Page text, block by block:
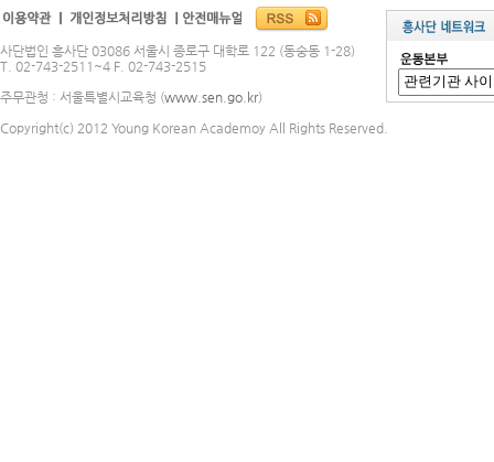
사단법인 흥사단 03086 서울시 종로구 대학로 122 (동숭동 1-28)
T. 02-743-2511~4 F. 02-743-2515
주무관청 : 서울특별시교육청 (www.sen.go.kr)
Copyright(c) 2012 Young Korean Academoy All Rights Reserved.